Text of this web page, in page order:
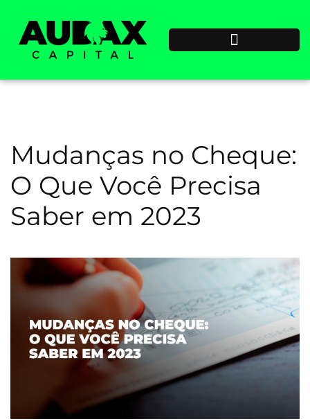
Mudanças no Cheque:
O Que Você Precisa
Saber em 2023